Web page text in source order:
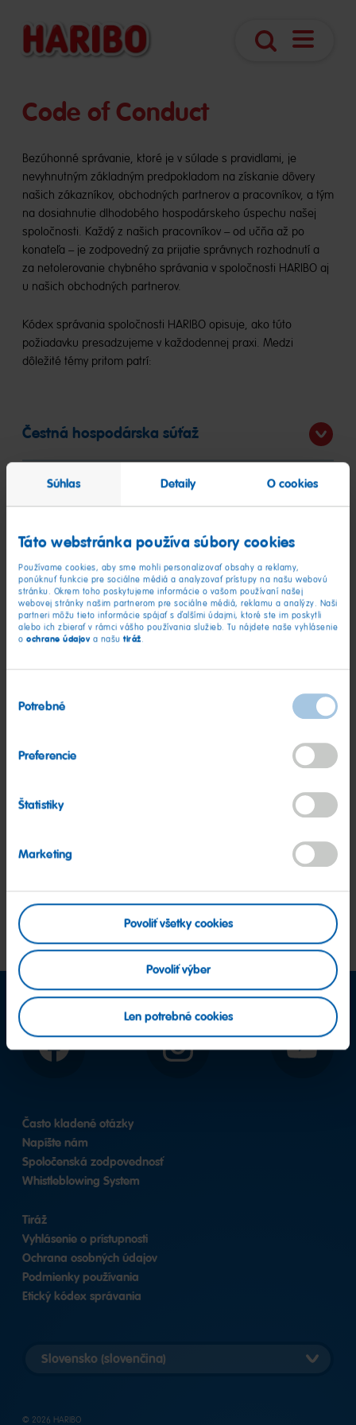
Súhlas Detaily O cookies
Táto webstránka používa súbory cookies
Používame cookies, aby sme mohli personalizovať obsahy a reklamy,
ponúknuť funkcie pre sociálne médiá a analyzovať prístupy na našu webovú
stránku. Okrem toho poskytujeme informácie o vašom používaní našej
webovej stránky našim partnerom pre sociálne médiá, reklamu a analýzy. Naši
partneri môžu tieto informácie spájať s ďalšími údajmi, ktoré ste im poskytli
alebo ich zbierať v rámci vášho používania služieb. Tu nájdete naše vyhlásenie
o ochrane údajov a našu tiráž.
súhlasu
Potrebné
Preferencie
Štatistiky
Marketing
Povoliť všetky cookies
Povoliť výber
Len potrebné cookies
Code of Conduct
Bezúhonné správanie, ktoré je v súlade s pravidlami, je
nevyhnutným základným predpokladom na získanie dôvery
našich zákazníkov, obchodných partnerov a pracovníkov, a tým
na dosiahnutie dlhodobého hospodárskeho úspechu našej
spoločnosti. Každý z našich pracovníkov – od učňa až po
konateľa – je zodpovedný za prijatie správnych rozhodnutí a
za netolerovanie chybného správania v spoločnosti HARIBO aj
u našich obchodných partnerov.
Kódex správania spoločnosti HARIBO opisuje, ako túto
požiadavku presadzujeme v každodennej praxi. Medzi
dôležité témy pritom patrí:
Čestná hospodárska súťaž
Spravodlivé zaobchádzanie s
pracovníkmi a obchodnými partnermi
Bezpečnosť výrobkov
pracovníkov
Facebook Instagram YouTube
Často kladené otázky
Napíšte nám
Spoločenská zodpovednosť
Whistleblowing System
Tiráž
Vyhlásenie o prístupnosti
Ochrana osobných údajov
Podmienky používania
Etický kódex správania
Vybrať
verziu
© 2026 HARIBO